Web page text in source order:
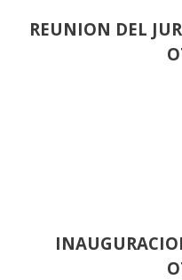
REUNION DEL